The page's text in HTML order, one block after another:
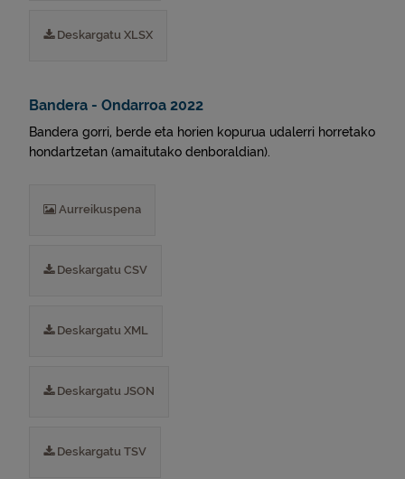
Deskargatu XLSX
Bandera - Ondarroa 2022
Bandera gorri, berde eta horien kopurua udalerri horretako
hondartzetan (amaitutako denboraldian).
Aurreikuspena
Deskargatu CSV
Deskargatu XML
Deskargatu JSON
Deskargatu TSV